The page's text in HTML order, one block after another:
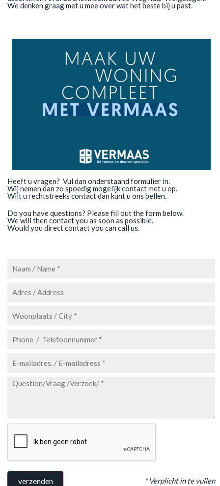
We denken graag met u mee over wat het beste bij u past.
Heeft u vragen? Vul dan onderstaand formulier in.
Wij nemen dan zo spoedig mogelijk contact met u op.
Wilt u rechtstreeks contact dan kunt u ons bellen.
Do you have questions? Please fill out the form below.
We will then contact you as soon as possible.
Would you direct contact you can call us.
verzenden * Verplicht in te vullen